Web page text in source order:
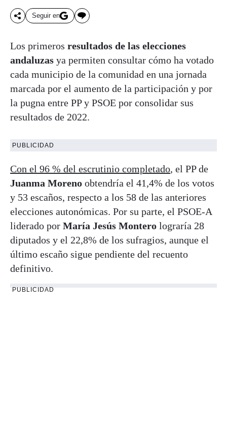
Seguir en
Los primeros resultados de las elecciones
andaluzas ya permiten consultar cómo ha votado
cada municipio de la comunidad en una jornada
marcada por el aumento de la participación y por
la pugna entre PP y PSOE por consolidar sus
resultados de 2022.
PUBLICIDAD
Con el 96 % del escrutinio completado, el PP de
Juanma Moreno obtendría el 41,4% de los votos
y 53 escaños, respecto a los 58 de las anteriores
elecciones autonómicas. Por su parte, el PSOE-A
liderado por María Jesús Montero lograría 28
diputados y el 22,8% de los sufragios, aunque el
último escaño sigue pendiente del recuento
definitivo.
PUBLICIDAD